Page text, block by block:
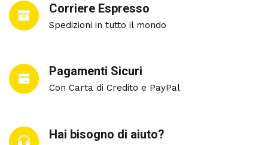
Corriere Espresso
Spedizioni in tutto il mondo
Pagamenti Sicuri
Con Carta di Credito e PayPal
Hai bisogno di aiuto?